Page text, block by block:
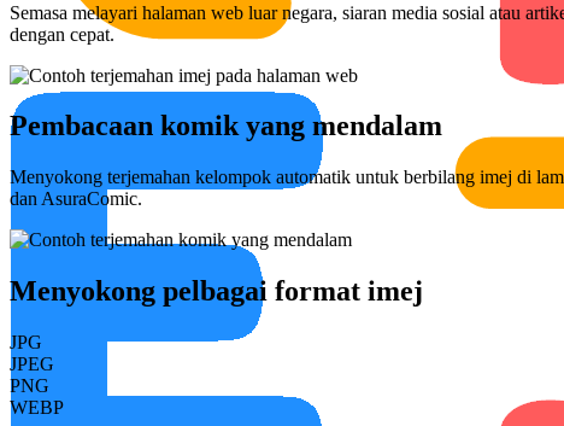
Semasa melayari halaman web luar negara, siaran media sosial atau
dengan cepat.
Pembacaan komik yang mendalam
Menyokong terjemahan kelompok automatik untuk berbilang imej di
dan AsuraComic.
Menyokong pelbagai format imej
JPG
JPEG
PNG
WEBP